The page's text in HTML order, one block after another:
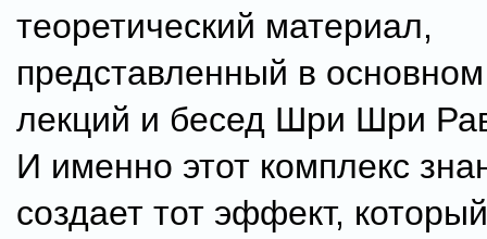
теоретический материал,
представленный в
лекций и бесед Шри Шри
И именно этот комплекс
создает тот эффект,